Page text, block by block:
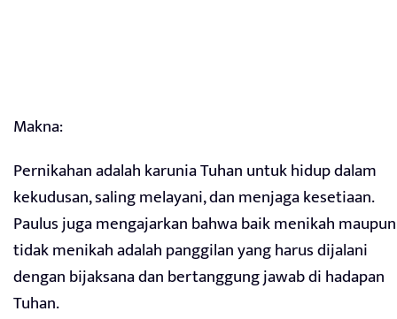
Makna:
Pernikahan adalah karunia Tuhan untuk hidup dalam
kekudusan, saling melayani, dan menjaga kesetiaan.
Paulus juga mengajarkan bahwa baik menikah maupun
tidak menikah adalah panggilan yang harus dijalani
dengan bijaksana dan bertanggung jawab di hadapan
Tuhan.